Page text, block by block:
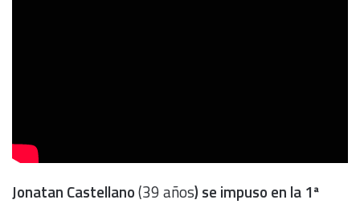
Jonatan Castellano(39 años) se impuso en la 1ª